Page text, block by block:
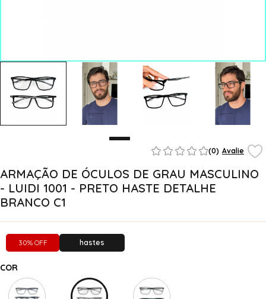
(0) Avalie
ARMAÇÃO DE ÓCULOS DE GRAU MASCULINO
- LUIDI 1001 - PRETO HASTE DETALHE
BRANCO C1
30% OFF
hastes
COR